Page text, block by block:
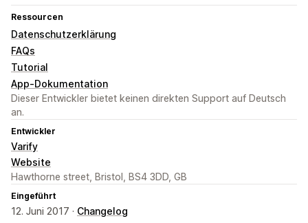
Ressourcen
Datenschutzerklärung
FAQs
Tutorial
App-Dokumentation
Dieser Entwickler bietet keinen direkten Support auf Deutsch
an.
Entwickler
Varify
Website
Hawthorne street, Bristol, BS4 3DD, GB
Eingeführt
12. Juni 2017 · Changelog